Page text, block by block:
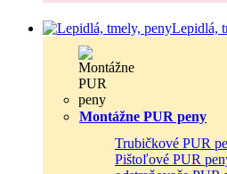
Lepidlá,
Montážne PUR peny
Trubičkové PUR
Pištoľové PUR